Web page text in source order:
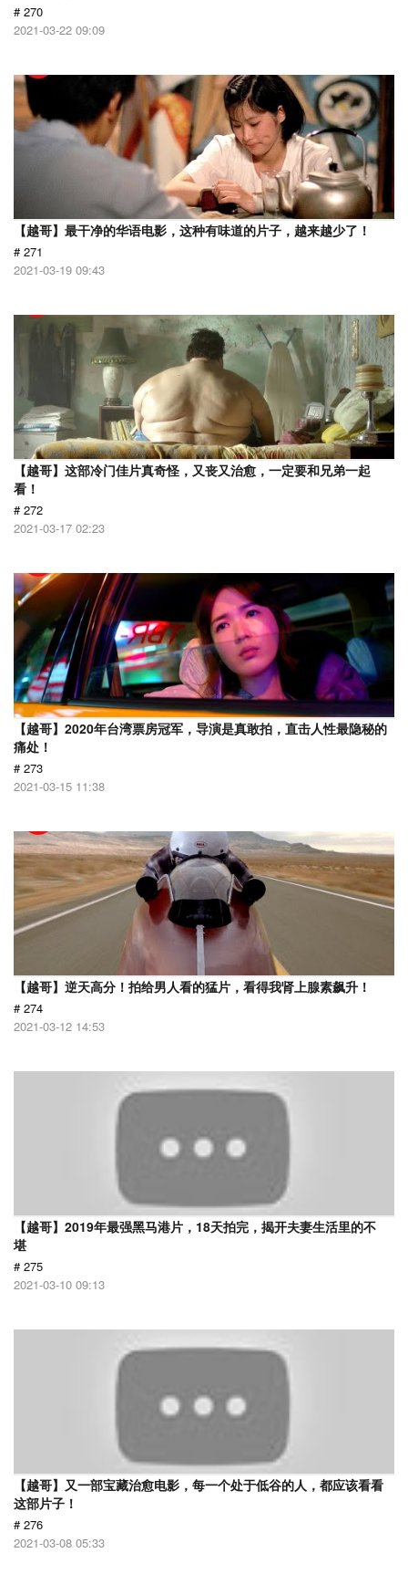
# 270
2021-03-22 09:09
【越哥】最干净的华语电影，这种有味道的片子，越来越少了！
# 271
2021-03-19 09:43
【越哥】这部冷门佳片真奇怪，又丧又治愈，一定要和兄弟一起
看！
# 272
2021-03-17 02:23
【越哥】2020年台湾票房冠军，导演是真敢拍，直击人性最隐秘的
痛处！
# 273
2021-03-15 11:38
【越哥】逆天高分！拍给男人看的猛片，看得我肾上腺素飙升！
# 274
2021-03-12 14:53
【越哥】2019年最强黑马港片，18天拍完，揭开夫妻生活里的不
堪
# 275
2021-03-10 09:13
【越哥】又一部宝藏治愈电影，每一个处于低谷的人，都应该看看
这部片子！
# 276
2021-03-08 05:33